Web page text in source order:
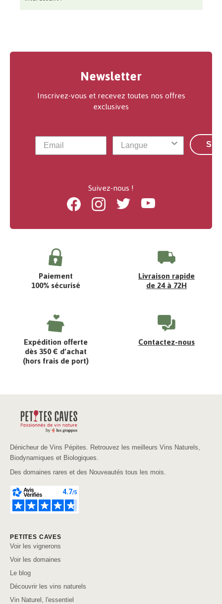
Newsletter
Inscrivez-vous et recevez toutes nos offres
exclusives
Suivez-nous !
FacebookInstagramTwitter Youtube
Paiement
100% sécurisé
Livraison rapide
de 24 à 72H
Expédition offerte
dès 350 € d’achat
(hors frais de port)
Contactez-nous
Dénicheur de Vins Pépites. Retrouvez les meilleurs Vins Naturels,
Biodynamiques et Biologiques.
Des domaines rares et des Nouveautés tous les mois.
PETITES CAVES
Voir les vignerons
Voir les domaines
Le blog
Découvrir les vins naturels
Vin Naturel, l'essentiel